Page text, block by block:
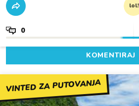
lol!
0
KOMENTIRAJ
VINTED ZA PUTOVANJA